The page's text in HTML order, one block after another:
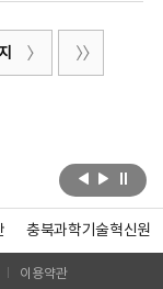
충북과학기술혁신원
이용약관